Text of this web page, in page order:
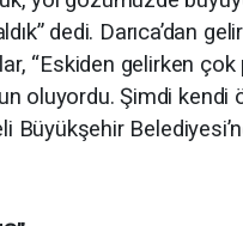
dedi. Darıca’dan
“Eskiden gelirken
oluyordu. Şimdi kendi
Büyükşehir